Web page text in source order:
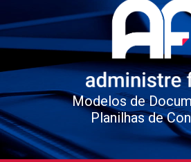
Modelos de
Planilhas de